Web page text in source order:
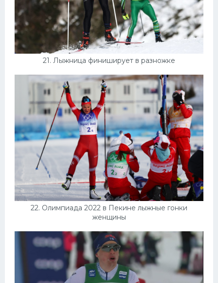
21. Лыжница финиширует в разножке
22. Олимпиада 2022 в Пекине лыжные гонки
женщины